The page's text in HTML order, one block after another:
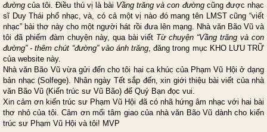
đường của tôi. Điều thú vị là bài Vầng trăng và con đườngcũng được nhạc
sĩ Duy Thái phổ nhạc, và, có cả một vị nào đó mang tên LMST cũng “viết
nhạc” bài thơ này cho một người hát rồi đưa lên mạng. Nhà văn Bão Vũ và
tôi đã phiếm đàm chuyện này, qua bài viết Từ chuyện “Vầng trăng và con
đường” - thêm chút “đường” vào ánh trăng, đăng trong mục KHO LƯU TRỮ
của website này.
Nhà văn Bão Vũ vừa gửi đến cho tôi hai ca khúc của Phạm Vũ Hội ở dạng
bản nhạc (Solfege). Nhân ngày Tết sắp đến, xin giới thiệu bài viết của nhà
văn Bão Vũ (Kiến trúc sư Vũ Bão) để Quý Bạn đọc vui.
Xin cảm ơn kiến trúc sư Phạm Vũ Hội đã có nhã hứng âm nhạc với hai bài
thơ nhỏ của tôi. Cảm ơn mối tâm giao của nhà văn Bão Vũ dành cho kiến
trúc sư Phạm Vũ Hội và tôi! MVP